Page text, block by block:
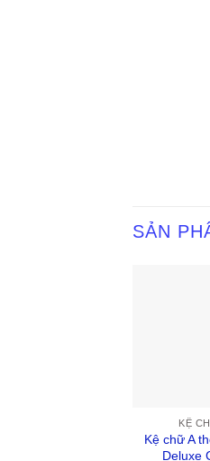
SẢN
KỆ
Kệ chữ A
Deluxe